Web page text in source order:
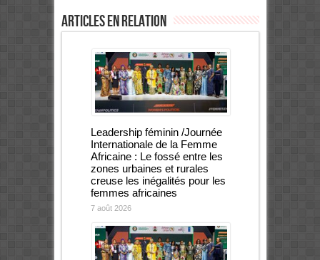
Articles en relation
Leadership féminin /Journée
Internationale de la Femme
Africaine : Le fossé entre les
zones urbaines et rurales
creuse les inégalités pour les
femmes africaines
7 août 2026